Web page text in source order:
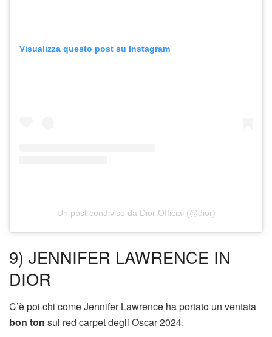
Visualizza questo post su Instagram
Un post condiviso da Dior Official (@dior)
9) JENNIFER LAWRENCE IN
DIOR
C’è poi chi come Jennifer Lawrence ha portato un ventata
bon ton sul red carpet degli Oscar 2024.